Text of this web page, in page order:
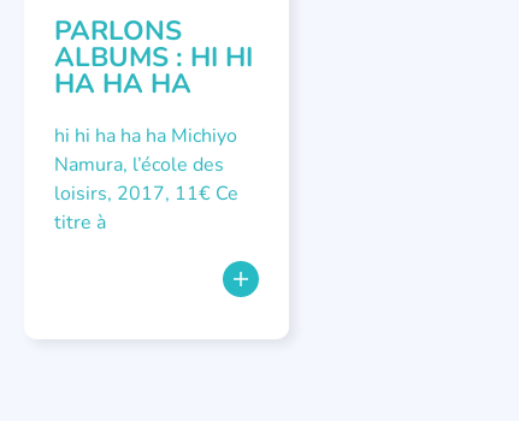
PARLONS
ALBUMS : HI HI
HA HA HA
hi hi ha ha ha Michiyo
Namura, l’école des
loisirs, 2017, 11€ Ce
titre à